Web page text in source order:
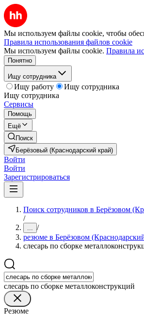
Мы используем файлы cookie, чтобы
Правила использования файлов cookie
Мы используем файлы cookie. Правила
Понятно
Ищу сотрудника
Ищу работу
Ищу сотрудника
Ищу сотрудника
Сервисы
Помощь
Ещё
Поиск
Берёзовый (Краснодарский край)
Войти
Войти
Зарегистрироваться
Поиск сотрудников в Берёзовом
/
... /
резюме в Берёзовом
слесарь по сборке
слесарь по сборке металлоконструкций
Резюме